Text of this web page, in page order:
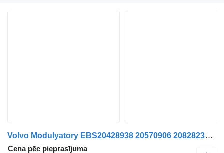
Volvo Modulyatory EBS20428938 20570906 20828237 5801290649 7420570906 7 bremžu regulētājvārsts paredzēts Volvo VOLVO, IVECO.RVI kravas automašīnas
Cena pēc pieprasījuma